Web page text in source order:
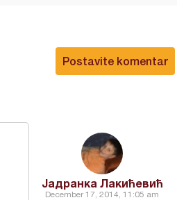
Postavite komentar
Јадранка Лакићевић
December 17, 2014, 11:05 am